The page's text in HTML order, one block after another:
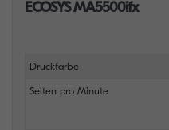
ECOSYS MA5500ifx
Druckfarbe
Seiten pro Minute